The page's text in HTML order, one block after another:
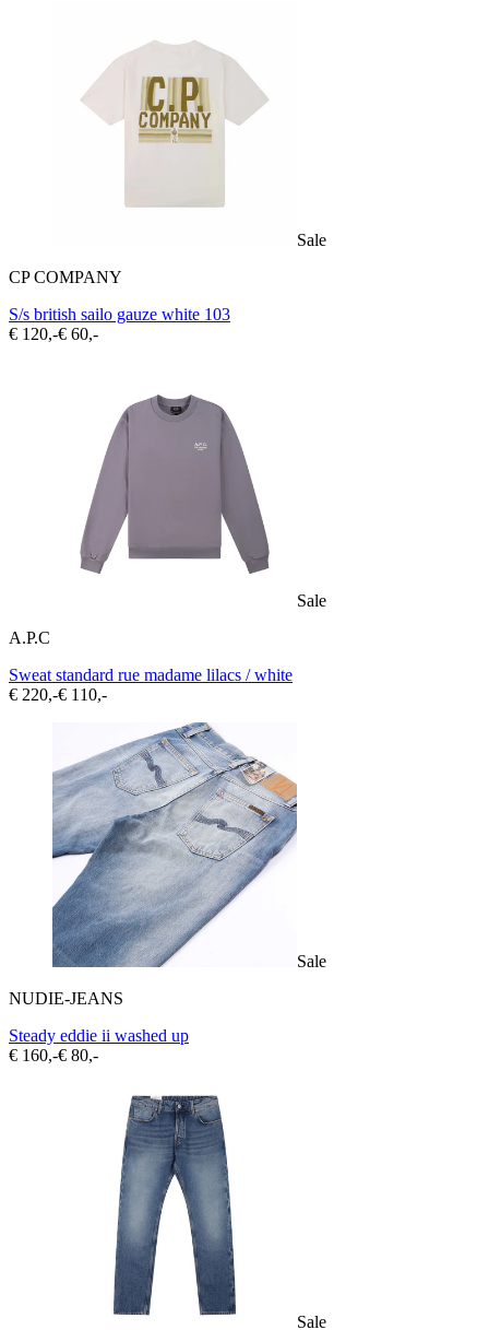
Sale
CP COMPANY
S/s british sailo gauze white 103
€ 120,-€ 60,-
Sale
A.P.C
Sweat standard rue madame lilacs / white
€ 220,-€ 110,-
Sale
NUDIE-JEANS
Steady eddie ii washed up
€ 160,-€ 80,-
Sale